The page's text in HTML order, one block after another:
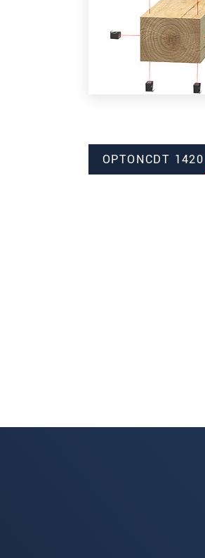
OPTONCDT 1420